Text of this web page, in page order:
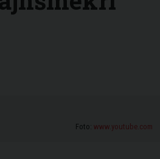
Foto: www.youtube.com